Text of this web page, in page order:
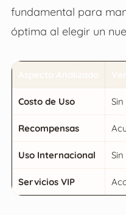
fundamental para
óptima al elegir un
Costo de Uso
Recompensas
Uso Internacional
Servicios VIP